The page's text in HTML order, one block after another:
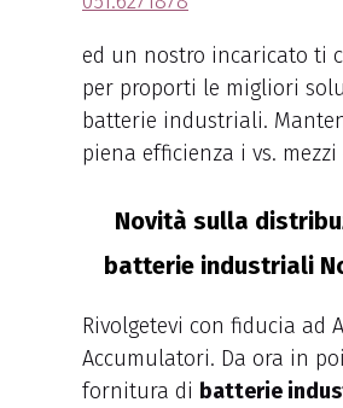
ed un nostro incaricato ti
per proporti le migliori
batterie industriali.
piena efficienza i vs.
Novità sulla
batterie industriali
Rivolgetevi con fiducia ad
Accumulatori. Da ora in
fornitura di batterie